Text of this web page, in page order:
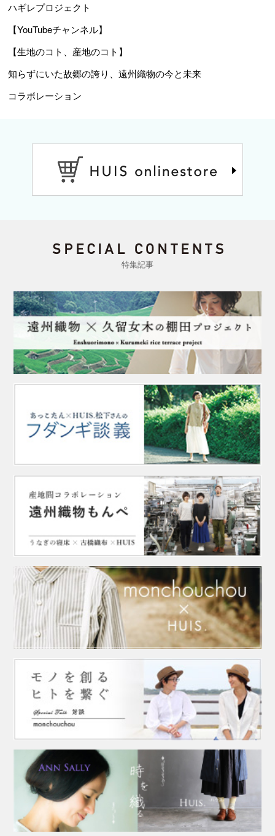
ハギレプロジェクト
【YouTubeチャンネル】
【生地のコト、産地のコト】
知らずにいた故郷の誇り、遠州織物の今と未来
コラボレーション
特集記事